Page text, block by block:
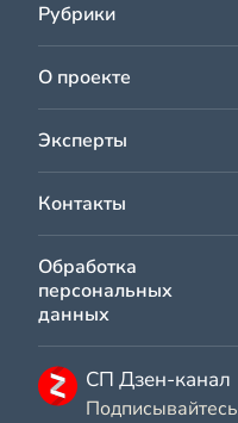
Рубрики
О проекте
Эксперты
Контакты
Обработка
персональных
данных
СП Дзен-канал
Подписывайтесь